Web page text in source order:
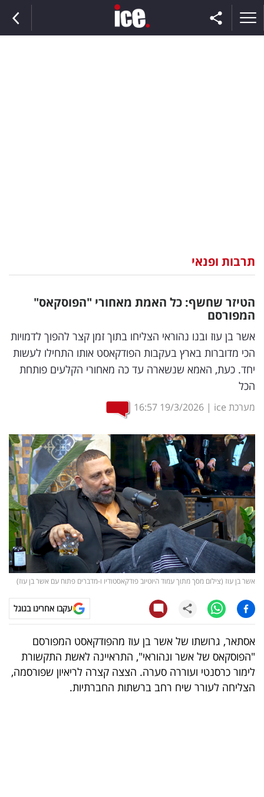
וצרכנות
דיגיטל
וטק
שיווק
ופרסום
משפט
מדדים
ומחקרים
דעות
רכילות
עסקית
קריפטו
ויראלי
טלוויזיה
עסקי
ספורט
קריירה
תרבות ופנאי
הטיזר שחשף: כל האמת מאחורי "הפוסקאס"
המפורסם
אשר בן עוז ובנו נהוראי הצליחו בתוך זמן קצר להפוך לדמויות
הכי מדוברות בארץ בעקבות הפודקאסט אותו התחילו לעשות
יחד. כעת, האמא שנשארה עד כה מאחורי הקלעים פותחת
הכל
מערכת ice |
19/3/2026
16:57
אשר בן עוז (צילום מסך מתוך עמוד היוטיוב פודקאסטודיו ו-מדברים פתוח עם אשר בן עוז)
עקבו אחרינו בגוגל
אסתאר, גרושתו של אשר בן עוז מהפודקאסט המפורסם
"הפוסקאס של אשר ונהוראי", התראיינה לאשת התקשורת
לימור כרסנטי ועוררה סערה. הצצה קצרה לריאיון שפורסמה,
הצליחה לעורר שיח רחב ברשתות החברתיות.